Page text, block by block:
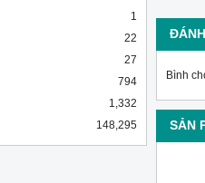
1
22
27
794
1,332
148,295
Bình
SẢN